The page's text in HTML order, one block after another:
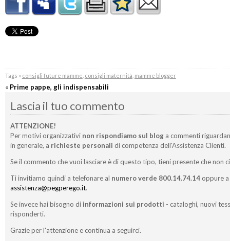
Tags » consigli future mamme consigli maternità mamme blogger
« Prime pappe, gli indispensabili
Lascia il tuo commento
ATTENZIONE!
Per motivi organizzativi non rispondiamo sul bloga commenti
in generale, a richieste personali di competenza dell'Assistenza Clienti.
Se il commento che vuoi lasciare è di questo tipo, tieni presente che non
Ti invitiamo quindi a telefonare al numero verde 800.14.74.14oppure a
assistenza@pegperego.it.
Se invece hai bisogno di informazioni sui prodotti - cataloghi, nuovi
risponderti.
Grazie per l'attenzione e continua a seguirci.